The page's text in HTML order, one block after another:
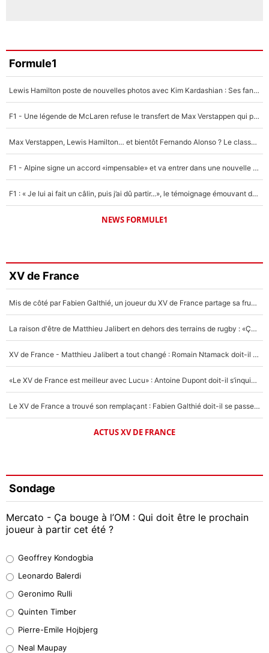
Formule1
Lewis Hamilton poste de nouvelles photos avec Kim Kardashian : Ses fans le voient déjà redevenir champion du monde de F1 grâce à elle !
F1 - Une légende de McLaren refuse le transfert de Max Verstappen qui pourrait «faire des vagues» et plomber l'ambiance dans l'équipe
Max Verstappen, Lewis Hamilton… et bientôt Fernando Alonso ? Le classement des pilotes les mieux payés en Formule 1 risque de changer !
F1 - Alpine signe un accord «impensable» et va entrer dans une nouvelle dimension : Grande nouvelle pour Pierre Gasly !
F1 : « Je lui ai fait un câlin, puis j’ai dû partir...», le témoignage émouvant de Max Verstappen sur sa fille
NEWS FORMULE1
XV de France
Mis de côté par Fabien Galthié, un joueur du XV de France partage sa frustration : «ils ne me l’ont pas dit tout de suite»
La raison d'être de Matthieu Jalibert en dehors des terrains de rugby : «Ça m'atteint autant que si tu touches à un membre de ma famille»
XV de France - Matthieu Jalibert a tout changé : Romain Ntamack doit-il s’inquiéter pour sa place à un an de la Coupe du monde ?
«Le XV de France est meilleur avec Lucu» : Antoine Dupont doit-il s’inquiéter pour sa place ?
Le XV de France a trouvé son remplaçant : Fabien Galthié doit-il se passer d'Antoine Dupont ?
ACTUS XV DE FRANCE
Sondage
Mercato - Ça bouge à l’OM : Qui doit être le prochain
joueur à partir cet été ?
38%
32%
5%
Geoffrey Kondogbia
Leonardo Balerdi
Geronimo Rulli
Quinten Timber
Pierre-Emile Hojbjerg
Neal Maupay